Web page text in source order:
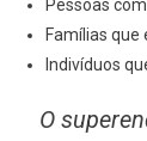
Pessoas com
Famílias
Indivíduos
O